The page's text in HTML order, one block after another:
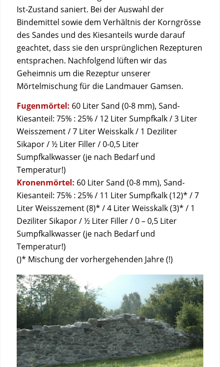
Ist-Zustand saniert. Bei der Auswahl der
Bindemittel sowie dem Verhältnis der Korngrösse
des Sandes und des Kiesanteils wurde darauf
geachtet, dass sie den ursprünglichen Rezepturen
entsprachen. Nachfolgend lüften wir das
Geheimnis um die Rezeptur unserer
Mörtelmischung für die Landmauer Gamsen.
Fugenmörtel: 60 Liter Sand (0-8 mm), Sand-
Kiesanteil: 75% : 25% / 12 Liter Sumpfkalk / 3 Liter
Weisszement / 7 Liter Weisskalk / 1 Deziliter
Sikapor / ½ Liter Filler / 0-0,5 Liter
Sumpfkalkwasser (je nach Bedarf und
Temperatur!)
Kronenmörtel: 60 Liter Sand (0-8 mm), Sand-
Kiesanteil: 75% : 25% / 11 Liter Sumpfkalk (12)* / 7
Liter Weisszement (8)* / 4 Liter Weisskalk (3)* / 1
Deziliter Sikapor / ½ Liter Filler / 0 – 0,5 Liter
Sumpfkalkwasser (je nach Bedarf und
Temperatur!)
()* Mischung der vorhergehenden Jahre (!)